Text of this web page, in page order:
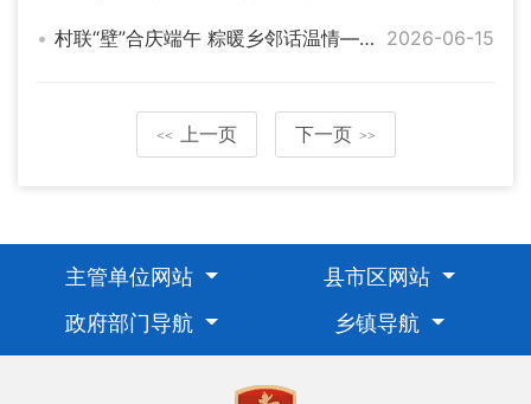
村联“壁”合庆端午 粽暖乡邻话温情——詹桥镇开展端午主题关爱活动 2026-06-15
<< 上一页 下一页 >>
主管单位网站
县市区网站
政府部门导航
乡镇导航